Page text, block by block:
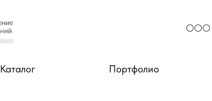
ООО
Каталог Портфолио